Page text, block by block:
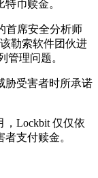
币赎金。
首席安全分析师
勒索软件团伙进
管理问题。
胁受害者时所承诺
，Lockbit 仅仅依
支付赎金。